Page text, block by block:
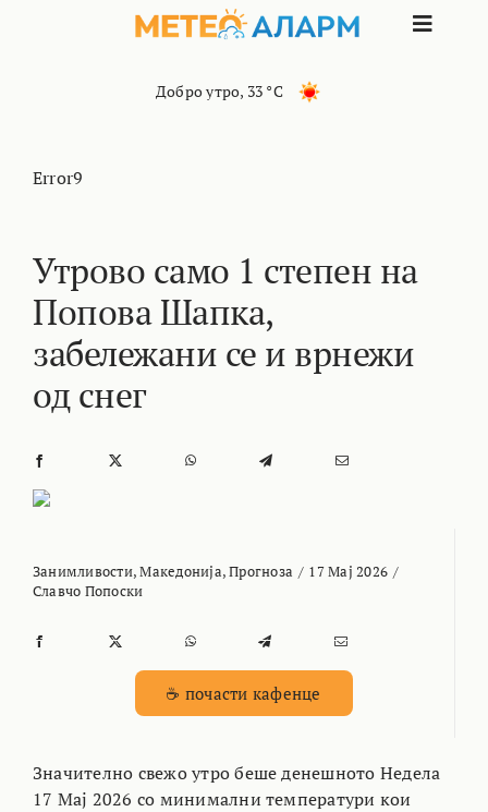
Toggle
ИНТЕРЕСНО
КОНТАКТ
Добро утро, 33 °C
Error9
Утрово само 1 степен на
Попова Шапка,
забележани се и врнежи
од снег
Занимливости,Македонија,Прогноза / 17 Мај 2026 /
Славчо Попоски
☕ почасти кафенце
Значително свежо утро беше денешното Недела
17 Мај 2026 со минимални температури кои